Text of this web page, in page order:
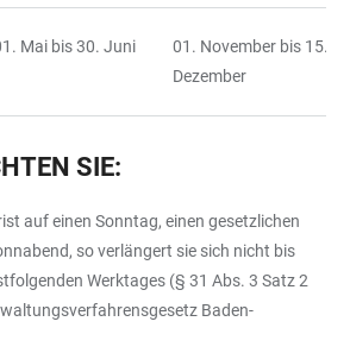
Mai bis 30. Juni
01. November bis 15.
Dezember
SIE:
auf einen Sonntag, einen gesetzlichen
so verlängert sie sich nicht bis
Werktages (§ 31 Abs. 3 Satz 2
Baden-